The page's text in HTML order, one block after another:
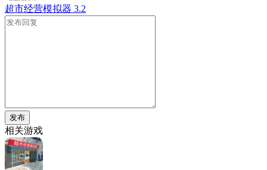
超市经营模拟器 3.2
发布
相关游戏